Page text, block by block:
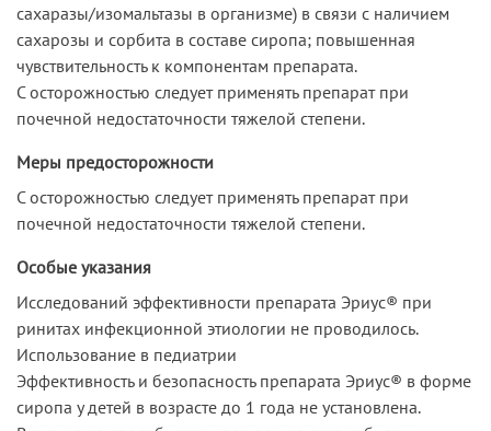
сахаразы/изомальтазы в организме) в связи с наличием
сахарозы и сорбита в составе сиропа; повышенная
чувствительность к компонентам препарата.
С осторожностью следует применять препарат при
почечной недостаточности тяжелой степени.
Меры предосторожности
С осторожностью следует применять препарат при
почечной недостаточности тяжелой степени.
Особые указания
Исследований эффективности препарата Эриус® при
ринитах инфекционной этиологии не проводилось.
Использование в педиатрии
Эффективность и безопасность препарата Эриус® в форме
сиропа у детей в возрасте до 1 года не установлена.